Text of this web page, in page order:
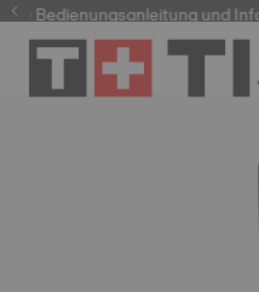
Bedienungsanleitung und